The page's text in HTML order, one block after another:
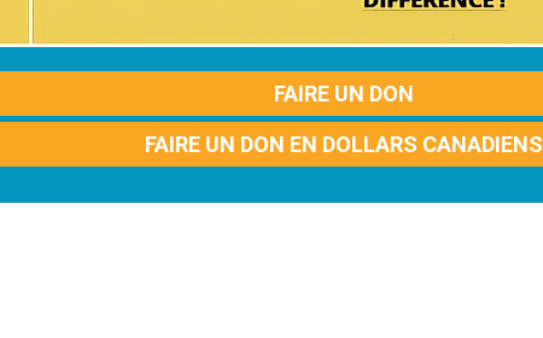
FAIRE UN DON
FAIRE UN DON EN DOLLARS CANADIENS